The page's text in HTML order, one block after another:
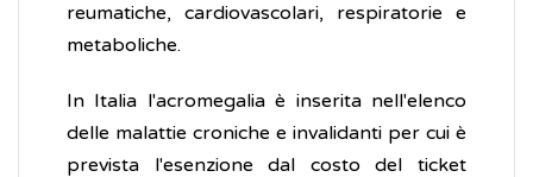
reumatiche, cardiovascolari, respiratorie e
metaboliche.
In Italia l'acromegalia è inserita nell'elenco
delle malattie croniche e invalidanti per cui è
prevista l'esenzione dal costo del ticket